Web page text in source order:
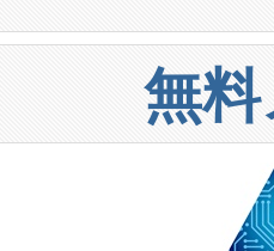
グカリキュ
化段階におけ
立ち上げ調整
のバイオ
について、自
確保する事
ータセンター
な負担をかけ
減という課題
にし、ピーク
るバルク材
Avia 2」を発
1,000メート
切り替えるこ
どの細かな対
無